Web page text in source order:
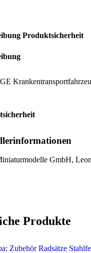
Produktsicherheit
GmbH,
Produkte